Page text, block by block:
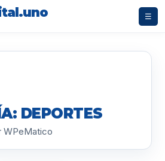
☰
DEPORTES
WPeMatico